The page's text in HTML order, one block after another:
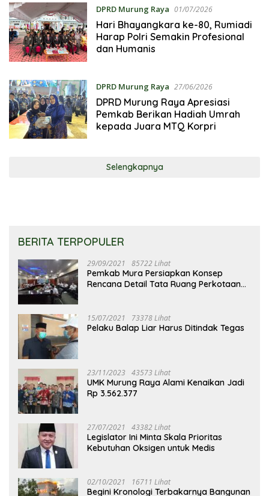
DPRD Murung Raya 01/07/2026
Hari Bhayangkara ke-80, Rumiadi
Harap Polri Semakin Profesional
dan Humanis
DPRD Murung Raya 27/06/2026
DPRD Murung Raya Apresiasi
Pemkab Berikan Hadiah Umrah
kepada Juara MTQ Korpri
Selengkapnya
BERITA TERPOPULER
29/09/2021 85722 Lihat
Pemkab Mura Persiapkan Konsep
Rencana Detail Tata Ruang Perkotaan
15/07/2021 73378 Lihat
Pelaku Balap Liar Harus Ditindak Tegas
23/11/2023 43573 Lihat
UMK Murung Raya Alami Kenaikan Jadi
Rp 3.562.377
27/07/2021 43382 Lihat
Legislator Ini Minta Skala Prioritas
Kebutuhan Oksigen untuk Medis
02/10/2021 16711 Lihat
Begini Kronologi Terbakarnya Bangunan